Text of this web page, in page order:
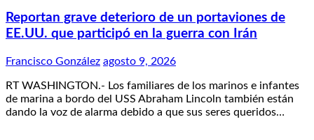
Reportan grave deterioro de un portaviones de
EE.UU. que participó en la guerra con Irán
Francisco González agosto 9, 2026
RT WASHINGTON.- Los familiares de los marinos e infantes
de marina a bordo del USS Abraham Lincoln también están
dando la voz de alarma debido a que sus seres queridos…